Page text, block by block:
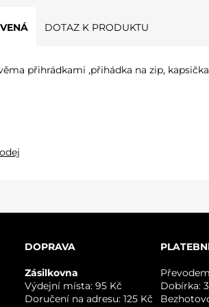
DOTAZ K PRODUKTU
přihrádkami ,přihádka na zip,
DOPRAVA
Zásilkovna
Výdejní místa: 95 Kč
Doručení na adresu: 125 Kč
Dobírka: